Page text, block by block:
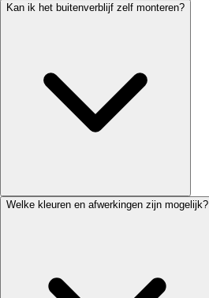
Kan ik het buitenverblijf zelf monteren?
Welke kleuren en afwerkingen zijn mogelijk?